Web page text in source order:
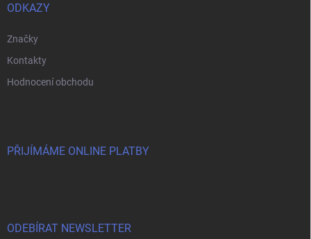
ODKAZY
Značky
Kontakty
Hodnocení obchodu
PŘIJÍMÁME ONLINE PLATBY
ODEBÍRAT NEWSLETTER